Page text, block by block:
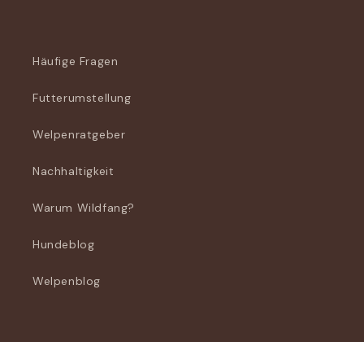
Häufige Fragen
Futterumstellung
Welpenratgeber
Nachhaltigkeit
Warum Wildfang?
Hundeblog
Welpenblog